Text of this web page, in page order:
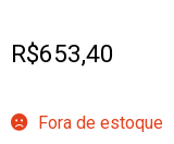
R$653,40
Fora de estoque